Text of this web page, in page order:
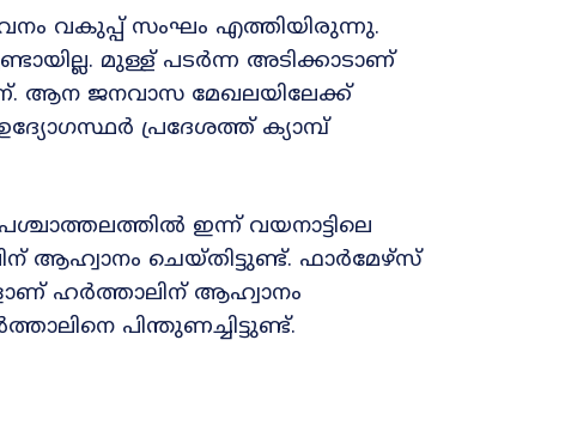
വകുപ്പ് സംഘം എത്തിയിരുന്നു.
മുള്ള് പടർന്ന അടിക്കാടാണ്
ജനവാസ മേഖലയിലേക്ക്
പ്രദേശത്ത് ക്യാമ്പ്
ഇന്ന് വയനാട്ടിലെ
ചെയ്തിട്ടുണ്ട്. ഫാർമേഴ്സ്
ഹർത്താലിന് ആഹ്വാനം
പിന്തുണച്ചിട്ടുണ്ട്.